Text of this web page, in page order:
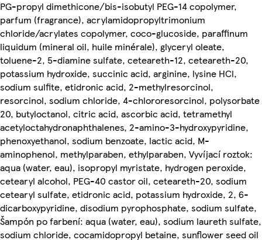
PG-propyl dimethicone/bis-isobutyl PEG-14 copolymer,
parfum (fragrance), acrylamidopropyltrimonium
chloride/acrylates copolymer, coco-glucoside, paraffinum
liquidum (mineral oil, huile minérale), glyceryl oleate,
toluene-2, 5-diamine sulfate, ceteareth-12, ceteareth-20,
potassium hydroxide, succinic acid, arginine, lysine HCl,
sodium sulfite, etidronic acid, 2-methylresorcinol,
resorcinol, sodium chloride, 4-chlororesorcinol, polysorbate
20, butyloctanol, citric acid, ascorbic acid, tetramethyl
acetyloctahydronaphthalenes, 2-amino-3-hydroxypyridine,
phenoxyethanol, sodium benzoate, lactic acid, M-
aminophenol, methylparaben, ethylparaben, Vyvíjací roztok:
aqua (water, eau), isopropyl myristate, hydrogen peroxide,
cetearyl alcohol, PEG-40 castor oil, ceteareth-20, sodium
cetearyl sulfate, etidronic acid, potassium hydroxide, 2, 6-
dicarboxypyridine, disodium pyrophosphate, sodium sulfate,
Šampón po farbení: aqua (water, eau), sodium laureth sulfate,
sodium chloride, cocamidopropyl betaine, sunflower seed oil